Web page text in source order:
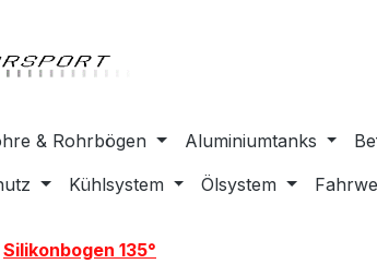
springen
& Rohrbögen Aluminiumtanks
Kühlsystem Ölsystem
Silikonbogen 135°